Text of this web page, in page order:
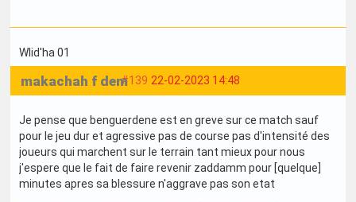
Wlid'ha 01
#139 22-02-2023 14:48
makachah f dem
Je pense que benguerdene est en greve sur ce match sauf
pour le jeu dur et agressive pas de course pas d'intensité des
joueurs qui marchent sur le terrain tant mieux pour nous
j'espere que le fait de faire revenir zaddamm pour [quelque]
minutes apres sa blessure n'aggrave pas son etat